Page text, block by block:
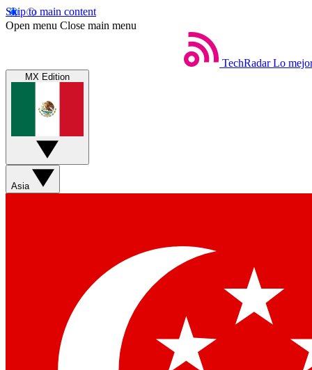
Skip to main content
Open menu Close main menu
TechRadar Lo
MX Edition
Asia